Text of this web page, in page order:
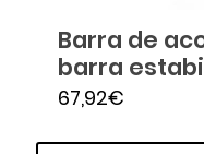
Barra de
barra
67,92€